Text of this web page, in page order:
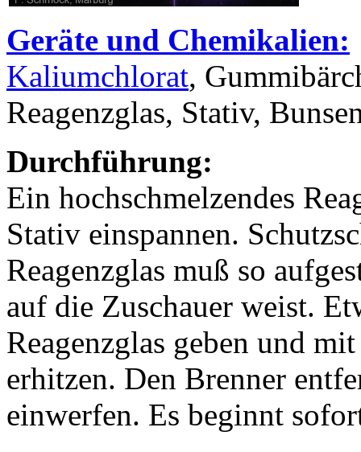
Geräte und Chemikalien:
Kaliumchlorat,
Reagenzglas, Stativ,
Durchführung:
Ein hochschmelzendes
Stativ einspannen.
Reagenzglas muß so
auf die Zuschauer weist.
Reagenzglas geben und
erhitzen. Den Brenner
einwerfen. Es beginnt